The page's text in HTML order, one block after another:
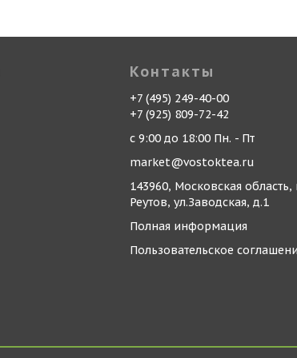
Контакты
+7 (495) 249-40-00
+7 (925) 809-72-42
с 9:00 до 18:00 Пн. - Пт
market@vostoktea.ru
143960, Московская область,
Реутов, ул.Заводская, д.1
Полная информация
Пользовательское